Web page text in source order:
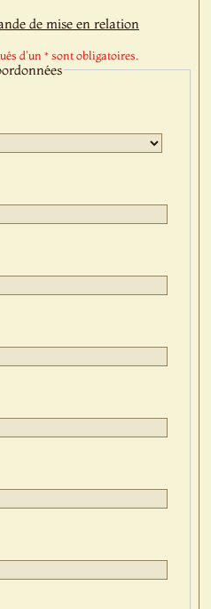
de mise en relation
d'un * sont obligatoires.